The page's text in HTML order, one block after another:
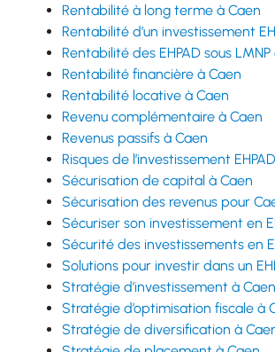
Rentabilité à long terme à Caen
Rentabilité d’un investissement
Rentabilité des EHPAD sous LMNP
Rentabilité financière à Caen
Rentabilité locative à Caen
Revenu complémentaire à Caen
Revenus passifs à Caen
Risques de l’investissement
Sécurisation de capital à Caen
Sécurisation des revenus pour
Sécuriser son investissement en
Sécurité des investissements en
Solutions pour investir dans un
Stratégie d’investissement à Caen
Stratégie d’optimisation fiscale à
Stratégie de diversification à